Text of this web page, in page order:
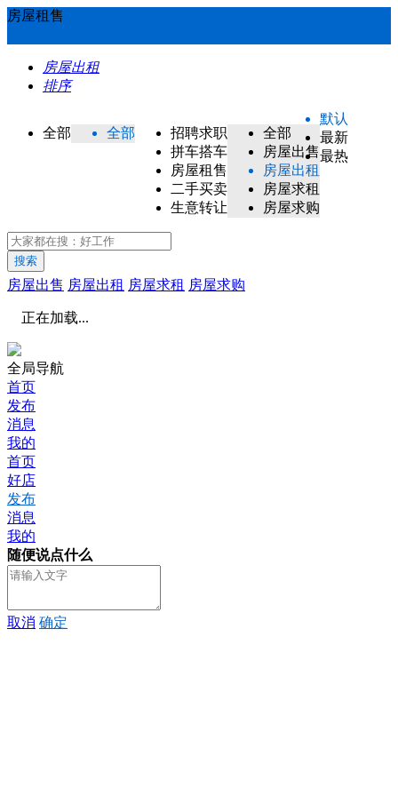
房屋租售
房屋出租
排序
全部 全部
招聘求职
拼车搭车
房屋租售
二手买卖
生意转让
全部
房屋出售
房屋出租
房屋求租
房屋求购
默认
最新
最热
搜索
房屋出售 房屋出租 房屋求租 房屋求购
正在加载...
全局导航
首页
发布
消息
我的
首页
好店
发布
消息
我的
随便说点什么
取消 确定